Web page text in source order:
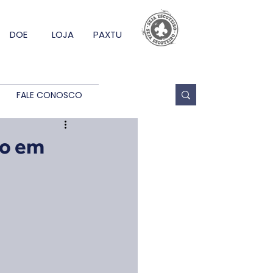
DOE LOJA PAXTU
FALE CONOSCO
em